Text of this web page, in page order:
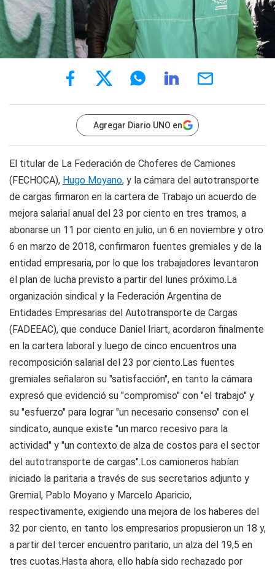
Agregar Diario UNO en
El titular de La Federación de Choferes de Camiones
(FECHOCA), Hugo Moyano, y la cámara del autotransporte
de cargas firmaron en la cartera de Trabajo un acuerdo de
mejora salarial anual del 23 por ciento en tres tramos, a
abonarse un 11 por ciento en julio, un 6 en noviembre y otro
6 en marzo de 2018, confirmaron fuentes gremiales y de la
entidad empresaria, por lo que los trabajadores levantaron
el plan de lucha previsto a partir del lunes próximo.La
organización sindical y la Federación Argentina de
Entidades Empresarias del Autotransporte de Cargas
(FADEEAC), que conduce Daniel Iriart, acordaron finalmente
en la cartera laboral y luego de cinco encuentros una
recomposición salarial del 23 por ciento.Las fuentes
gremiales señalaron su "satisfacción", en tanto la cámara
expresó que evidenció su "compromiso" con "el trabajo" y
su "esfuerzo" para lograr "un necesario consenso" con el
sindicato, aunque existe "un marco recesivo para la
actividad" y "un contexto de alza de costos para el sector
del autotransporte de cargas".Los camioneros habían
iniciado la paritaria a través de sus secretarios adjunto y
Gremial, Pablo Moyano y Marcelo Aparicio,
respectivamente, exigiendo una mejora de los haberes del
32 por ciento, en tanto los empresarios propusieron un 18 y,
a partir del tercer encuentro paritario, un alza del 19,5 en
tres cuotas.Hasta ahora, ello había sido rechazado por